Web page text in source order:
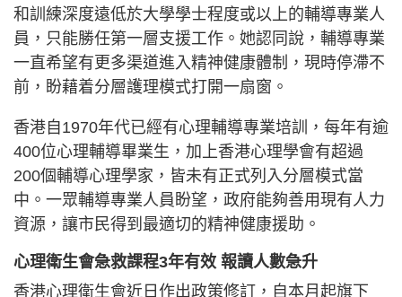
和訓練深度遠低於大學學士程度或以上的輔導專業人
員，只能勝任第一層支援工作。她認同說，輔導專業
一直希望有更多渠道進入精神健康體制，現時停滯不
前，盼藉着分層護理模式打開一扇窗。
香港自1970年代已經有心理輔導專業培訓，每年有逾
400位心理輔導畢業生，加上香港心理學會有超過
200個輔導心理學家，皆未有正式列入分層模式當
中。一眾輔導專業人員盼望，政府能夠善用現有人力
資源，讓市民得到最適切的精神健康援助。
心理衛生會急救課程3年有效 報讀人數急升
香港心理衛生會近日作出政策修訂，自本月起旗下